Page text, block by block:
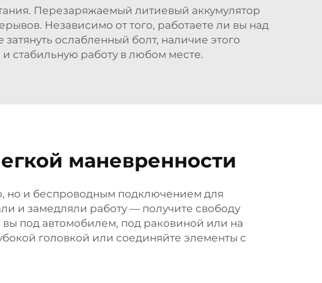
Перезаряжаемый литиевый аккумулятор
Независимо от того, работаете ли вы над
ослабленный болт, наличие этого
стабильную работу в любом месте.
маневренности
но и беспроводным подключением для
и замедляли работу — получите свободу
под автомобилем, под раковиной или на
головкой или соединяйте элементы с